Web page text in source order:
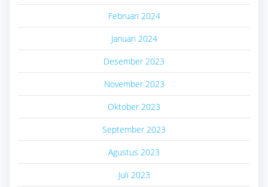
Februari 2024
Januari 2024
Desember 2023
November 2023
Oktober 2023
September 2023
Agustus 2023
Juli 2023